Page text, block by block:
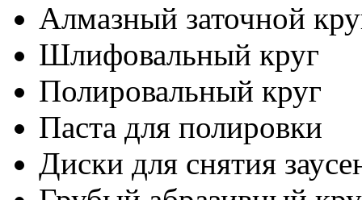
Алмазный заточной
Шлифовальный круг
Полировальный круг
Паста для полировки
Диски для снятия